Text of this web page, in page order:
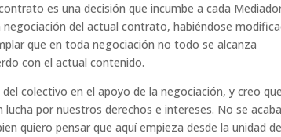
es una decisión que incumbe a cada
del actual contrato, habiéndose
que en toda negociación no todo se alcanza
con el actual contenido.
colectivo en el apoyo de la negociación, y creo que
por nuestros derechos e intereses. No se acaba
quiero pensar que aquí empieza desde la unidad de